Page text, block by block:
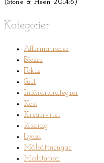
(Stone & Heen 2014:6)
Kategorier
Affirmationer
Böcker
Fokus
Grit
Inlärarstrategier
Kost
Kreativitet
läsning
Lycka
Målsättningar
Meditation